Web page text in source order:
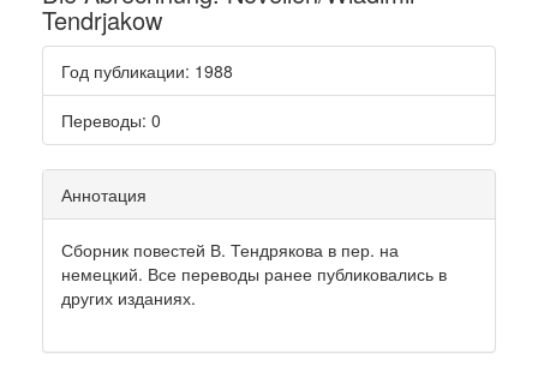
Tendrjakow
Год публикации: 1988
Переводы: 0
Аннотация
Сборник повестей В. Тендрякова в пер. на
немецкий. Все переводы ранее публиковались в
других изданиях.